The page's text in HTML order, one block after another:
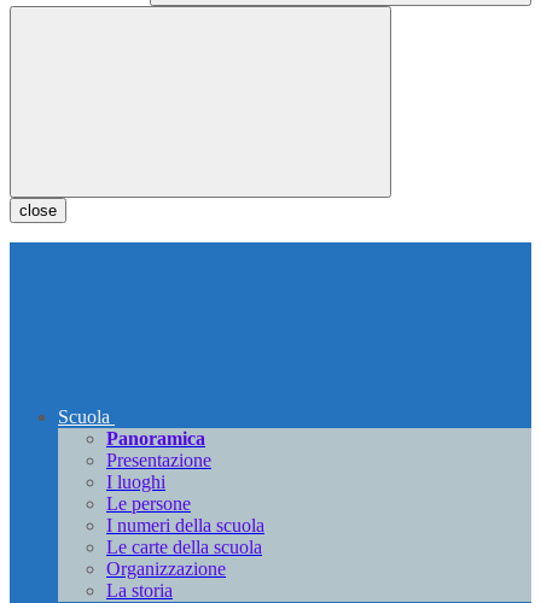
close
Scuola
Panoramica
Presentazione
I luoghi
Le persone
I numeri della scuola
Le carte della scuola
Organizzazione
La storia